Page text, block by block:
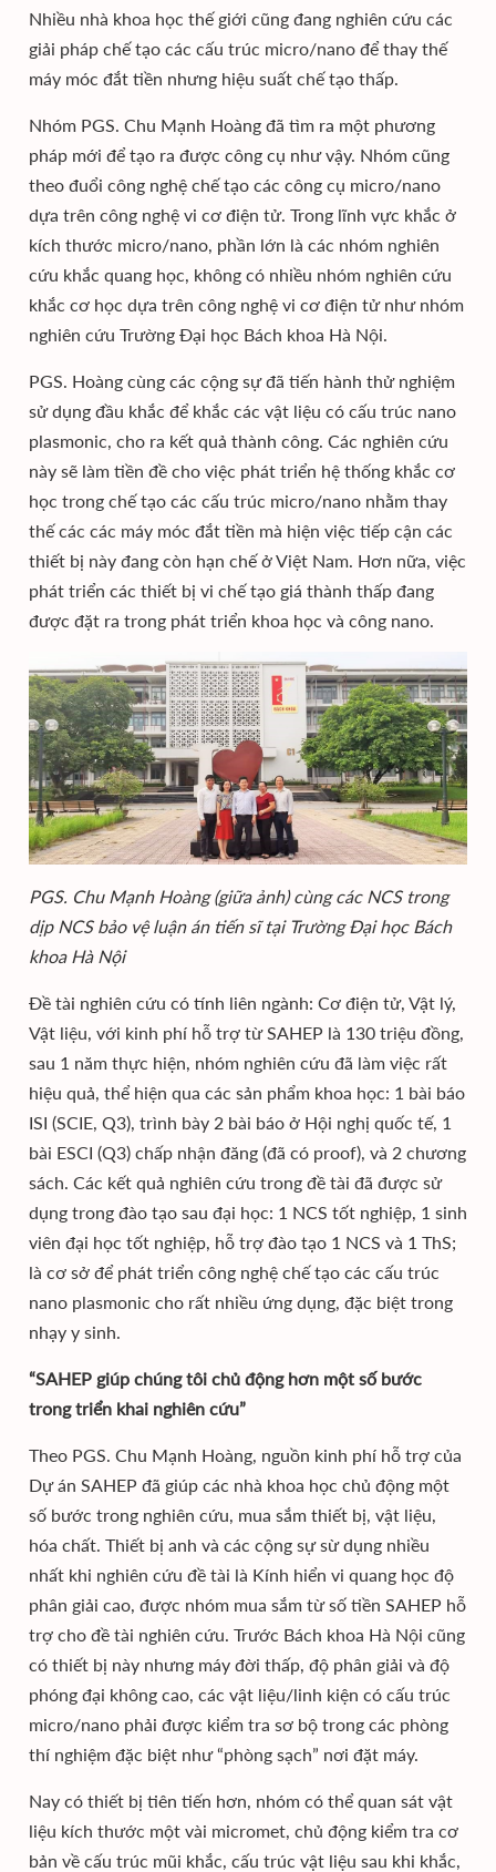
Nhiều nhà khoa học thế giới cũng đang nghiên cứu các
giải pháp chế tạo các cấu trúc micro/nano để thay thế
máy móc đắt tiền nhưng hiệu suất chế tạo thấp.
Nhóm PGS. Chu Mạnh Hoàng đã tìm ra một phương
pháp mới để tạo ra được công cụ như vậy. Nhóm cũng
theo đuổi công nghệ chế tạo các công cụ micro/nano
dựa trên công nghệ vi cơ điện tử. Trong lĩnh vực khắc ở
kích thước micro/nano, phần lớn là các nhóm nghiên
cứu khắc quang học, không có nhiều nhóm nghiên cứu
khắc cơ học dựa trên công nghệ vi cơ điện tử như nhóm
nghiên cứu Trường Đại học Bách khoa Hà Nội.
PGS. Hoàng cùng các cộng sự đã tiến hành thử nghiệm
sử dụng đầu khắc để khắc các vật liệu có cấu trúc nano
plasmonic, cho ra kết quả thành công. Các nghiên cứu
này sẽ làm tiền đề cho việc phát triển hệ thống khắc cơ
học trong chế tạo các cấu trúc micro/nano nhằm thay
thế các các máy móc đắt tiền mà hiện việc tiếp cận các
thiết bị này đang còn hạn chế ở Việt Nam. Hơn nữa, việc
phát triển các thiết bị vi chế tạo giá thành thấp đang
được đặt ra trong phát triển khoa học và công nano.
PGS. Chu Mạnh Hoàng (giữa ảnh) cùng các NCS trong
dịp NCS bảo vệ luận án tiến sĩ tại Trường Đại học Bách
khoa Hà Nội
Đề tài nghiên cứu có tính liên ngành: Cơ điện tử, Vật lý,
Vật liệu, với kinh phí hỗ trợ từ SAHEP là 130 triệu đồng,
sau 1 năm thực hiện, nhóm nghiên cứu đã làm việc rất
hiệu quả, thể hiện qua các sản phẩm khoa học: 1 bài báo
ISI (SCIE, Q3), trình bày 2 bài báo ở Hội nghị quốc tế, 1
bài ESCI (Q3) chấp nhận đăng (đã có proof), và 2 chương
sách. Các kết quả nghiên cứu trong đề tài đã được sử
dụng trong đào tạo sau đại học: 1 NCS tốt nghiệp, 1 sinh
viên đại học tốt nghiệp, hỗ trợ đào tạo 1 NCS và 1 ThS;
là cơ sở để phát triển công nghệ chế tạo các cấu trúc
nano plasmonic cho rất nhiều ứng dụng, đặc biệt trong
nhạy y sinh.
“SAHEP giúp chúng tôi chủ động hơn một số bước
trong triển khai nghiên cứu”
Theo PGS. Chu Mạnh Hoàng, nguồn kinh phí hỗ trợ của
Dự án SAHEP đã giúp các nhà khoa học chủ động một
số bước trong nghiên cứu, mua sắm thiết bị, vật liệu,
hóa chất. Thiết bị anh và các cộng sự sừ dụng nhiều
nhất khi nghiên cứu đề tài là Kính hiển vi quang học độ
phân giải cao, được nhóm mua sắm từ số tiền SAHEP hỗ
trợ cho đề tài nghiên cứu. Trước Bách khoa Hà Nội cũng
có thiết bị này nhưng máy đời thấp, độ phân giải và độ
phóng đại không cao, các vật liệu/linh kiện có cấu trúc
micro/nano phải được kiểm tra sơ bộ trong các phòng
thí nghiệm đặc biệt như “phòng sạch” nơi đặt máy.
Nay có thiết bị tiên tiến hơn, nhóm có thể quan sát vật
liệu kích thước một vài micromet, chủ động kiểm tra cơ
bản về cấu trúc mũi khắc, cấu trúc vật liệu sau khi khắc,